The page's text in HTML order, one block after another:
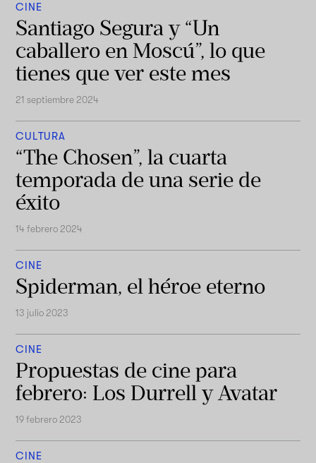
CINE
Santiago Segura y “Un
caballero en Moscú”, lo que
tienes que ver este mes
21 septiembre 2024
CULTURA
“The Chosen”, la cuarta
temporada de una serie de
éxito
14 febrero 2024
CINE
Spiderman, el héroe eterno
13 julio 2023
CINE
Propuestas de cine para
febrero: Los Durrell y Avatar
19 febrero 2023
CINE